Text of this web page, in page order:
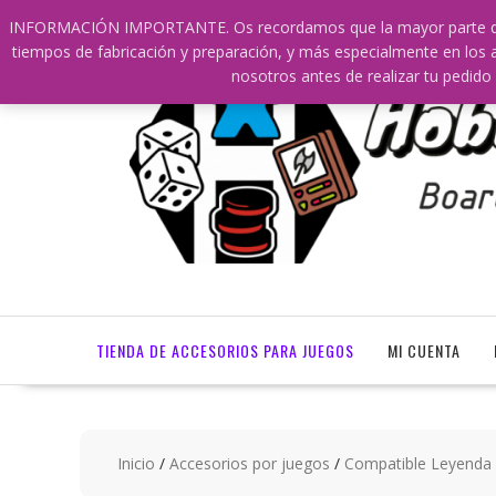
INFORMACIÓN IMPORTANTE. Os recordamos que la mayor
tiempos de fabricación y preparación, y más especialmente en
nosotros antes de realizar tu pedido
contenido
609241475 SOLO DE 10:00 a 14:00
TIENDA DE ACCESORIOS PARA JUEGOS MI CUENTA
Inicio / Accesorios por juegos / Compatible